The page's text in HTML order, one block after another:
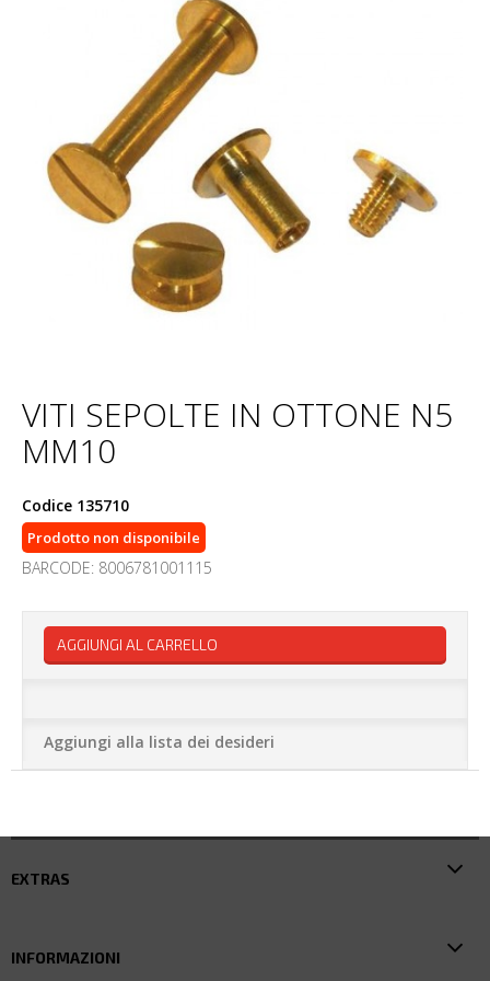
VITI SEPOLTE IN OTTONE N5
MM10
Codice 135710
Prodotto non disponibile
BARCODE: 8006781001115
AGGIUNGI AL CARRELLO
Aggiungi alla lista dei desideri
EXTRAS
INFORMAZIONI